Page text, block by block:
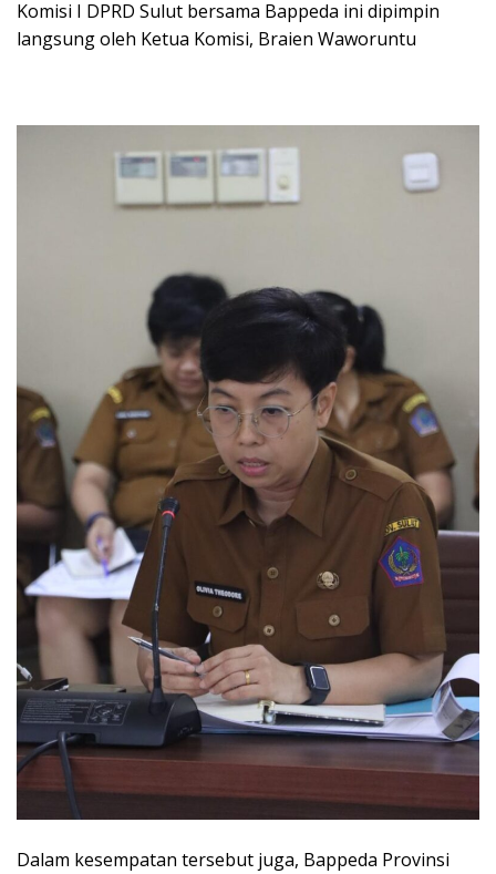
Komisi I DPRD Sulut bersama Bappeda ini dipimpin
langsung oleh Ketua Komisi, Braien Waworuntu
Dalam kesempatan tersebut juga, Bappeda Provinsi